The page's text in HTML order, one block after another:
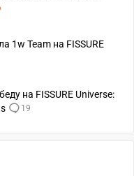
1w Team на FISSURE
на FISSURE Universe:
19